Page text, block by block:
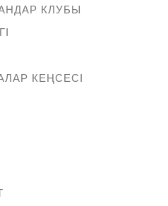
КЛУБЫ
КЕҢСЕСІ